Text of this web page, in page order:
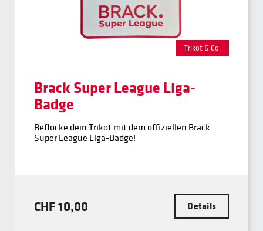
Trikot & Co.
Brack Super League Liga-
Badge
Beflocke dein Trikot mit dem offiziellen Brack
Super League Liga-Badge!
CHF 10,00 Details